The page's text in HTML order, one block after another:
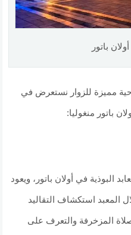
باتور
مميزة للزوار نستعرض في
باتور منغوليا:
البوذية في أولان باتور، ويعود
من خلال المعبد استكشاف التقاليد
المزخرفة والتعرف على